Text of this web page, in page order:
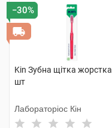
−30%
Kin Зубна щітка жорстка
шт
Лабораторіос Кін